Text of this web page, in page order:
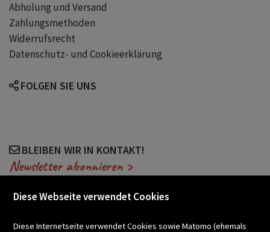
Abholung und Versand
Zahlungsmethoden
Widerrufsrecht
Datenschutz- und Cookieerklärung
FOLGEN SIE UNS
BLEIBEN WIR IN KONTAKT!
Newsletter abonnieren >
Diese Webseite verwendet Cookies
Diese Internetseite verwendet Cookies sowie Matomo (ehemals